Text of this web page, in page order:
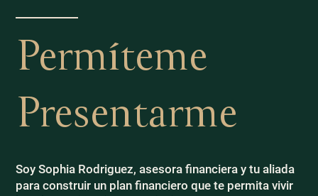
Permíteme
Presentarme
Soy Sophia Rodriguez, asesora financiera y tu aliada
para construir un plan financiero que te permita vivir